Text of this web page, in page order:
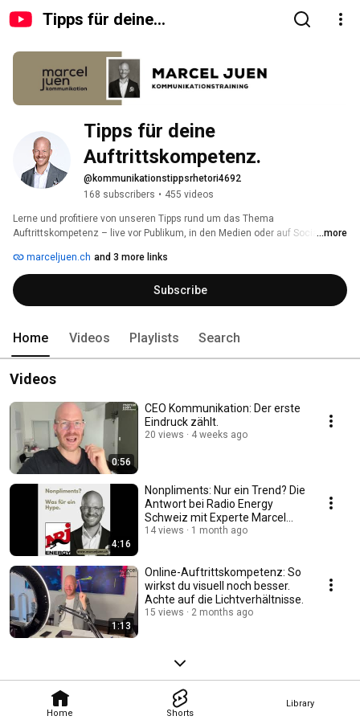
Tipps für deine
Home Shorts
Library
Tipps für deine
Auftrittskompetenz.
@kommunikationstippsrhetori4692
168 subscribers • 455 videos
Lerne und profitiere von unseren Tipps rund um das Thema
Auftrittskompetenz – live vor Publikum, in den Medien oder auf Social
langjährige Praxiserfahrung direkt mit dir.
...more
marceljuen.ch and 3 more links
Subscribe
Home Videos Playlists Search
Videos
0:56
CEO Kommunikation: Der erste
Eindruck zählt.
20 views 4 weeks ago
4:16
Nonpliments: Nur ein Trend? Die
Antwort bei Radio Energy
Schweiz mit Experte Marcel
Juen.
14 views 1 month ago
1:13
Online-Auftrittskompetenz: So
wirkst du visuell noch besser.
Achte auf die Lichtverhältnisse.
15 views 2 months ago